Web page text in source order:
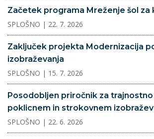
Začetek programa Mreženje šol za
SPLOŠNO | 22. 7. 2026
Zaključek projekta Modernizacija
izobraževanja
SPLOŠNO | 15. 7. 2026
Posodobljen priročnik za
poklicnem in strokovnem
SPLOŠNO | 22. 6. 2026